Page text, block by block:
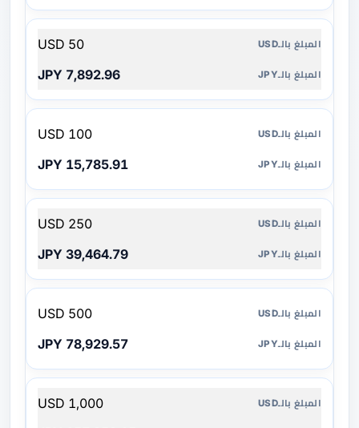
50 USD
7,892.96 JPY
100 USD
15,785.91 JPY
250 USD
39,464.79 JPY
500 USD
78,929.57 JPY
1,000 USD